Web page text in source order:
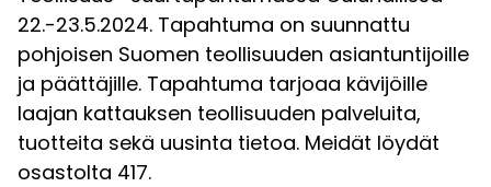
22.-23.5.2024. Tapahtuma on suunnattu
pohjoisen Suomen teollisuuden asiantuntijoille
ja päättäjille. Tapahtuma tarjoaa kävijöille
laajan kattauksen teollisuuden palveluita,
tuotteita sekä uusinta tietoa. Meidät löydät
osastolta 417.